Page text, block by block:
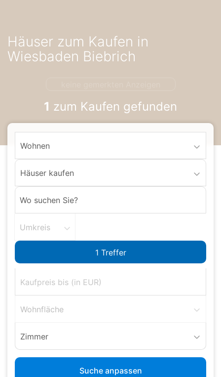
zur
Navigation
zum
Häuser zum Kaufen in
Wiesbaden Biebrich
1 zum Kaufen gefunden
Wohnen
Häuser kaufen
Umkreis
Wohnfläche
Zimmer
Suche anpassen